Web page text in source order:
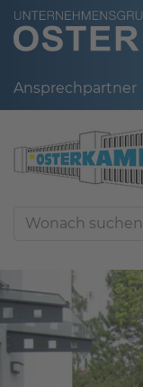
Ansprechpartner